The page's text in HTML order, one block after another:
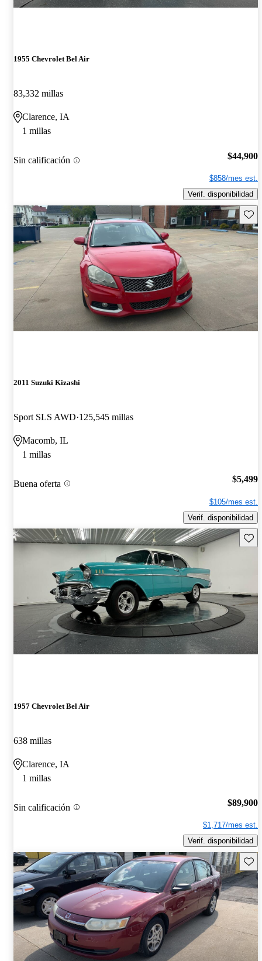
1955 Chevrolet Bel Air
83,332 millas
Clarence, IA
1 millas
Sin calificación $44,900
$858/mes est.
Verif. disponibilidad
2011 Suzuki Kizashi
Sport SLS AWD 125,545 millas
Macomb, IL
1 millas
Buena oferta $5,499
$105/mes est.
Verif. disponibilidad
1957 Chevrolet Bel Air
638 millas
Clarence, IA
1 millas
Sin calificación $89,900
$1,717/mes est.
Verif. disponibilidad